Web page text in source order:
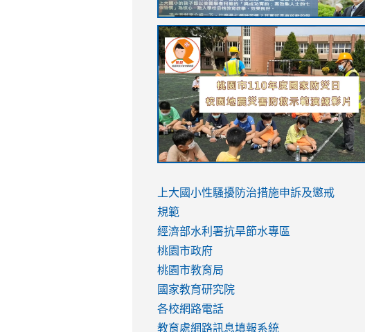
link
to
https://sites.google.com/stes.tyc.edu.tw/
link
to
https://drive.google.com/file/d/
usp=sharing
link
to
https://youtu.be/jJOMVWY3-
8M
link
to
https://drive.google.com/file/d/
usp=sharing
to
https://www.youtube.com/watch?
v=hC_gdZndU9s
to
https://www.youtube.com/watch?
v=hC_gdZndU9s
link
to
https://www.youtube.com/watch?
v=mfpNykQ0g4M
上大國小性騷擾防治措施申訴及懲戒
規範
經濟部水利署抗旱節水專區
桃園市政府
桃園市教育局
國家教育研究院
各校網路電話
教育處網路訊息填報系統